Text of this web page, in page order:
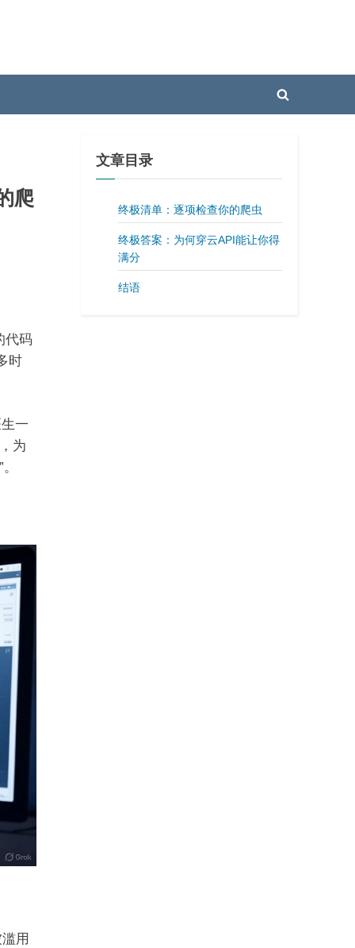
Toggle
爬
代码
时
一
为
用
文章目录
终极清单：逐项检查你的爬虫
终极答案：为何穿云API能让你得
满分
结语